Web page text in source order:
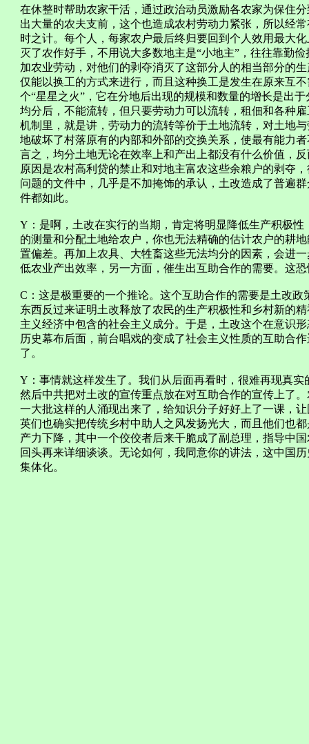
在休整时帮助农家干活，通过政治动员激励各农家为保住
出大量的农夫支前，这个也造成农村劳动力紧张，所以经
时之计。每个人，每家农户最后终归要回到个人效用最大
灭了农作好手，不用说大多数地主是“小地主”，往往靠勤
加农业劳动，对他们的剥夺消灭了这部分人的相当部分的
仅能以换工的方式来进行，而且这种换工是发生在原来互
个“星星之火”，它在分地后出现的规模和数量的增长是出
均分后，不能流转，但只要劳动力可以流转，租佃和各种
机制里，就是讲，劳动力的流转等价于土地流转，对土地
地破坏了村落原有的内部和外部的交换关系，使最有能力
言之，均分土地无论在效率上和产出上都没有什么价值，
原因是农村高利贷的禁止和对地主富农这些余粮户的剥夺
问题的文件中，几乎是不加掩饰的承认，土改造成了普遍
件都如此。
Y：是啊，土改在实行的当期，肯定将明显降低生产积极
的测量和分配土地给农户，你也无法精确的估计农户的耕
置偏差。再加上农具、大牲畜这些无法均分的因素，会进
低农业产出效率，另一方面，催生出互助合作的需要。这
C：这是极重要的一个推论。这个互助合作的需要是土改
东西反过来证明土改释放了农民的生产积极性和乡村新的
主义经济中包含的社会主义成分。于是，土改这个在意识
历史幕布后面，前台唱戏的变成了社会主义性质的互助合
了。
Y：事情就这样发生了。我们从后面再看时，很难再现真
然后中共把对土改的宣传重点放在对互助合作的宣传上了
一大批这样的人涌现出来了，给知识分子好好上了一课，
英们也确实把传统乡村中助人之风发扬光大，而且他们也
产力下降，其中一个佼佼者后来干脆成了副总理，指导中
回头再来详细谈谈。无论如何，我同意你的讲法，这中国
集体化。